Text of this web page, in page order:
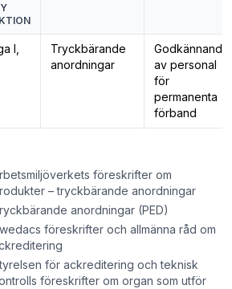
I,
Tryckbärande
anordningar
Godkännande
av personal
för
permanenta
förband
föreskrifter om
– tryckbärande anordningar
anordningar (PED)
föreskrifter och allmänna råd om
för ackreditering och teknisk
föreskrifter om organ som utför